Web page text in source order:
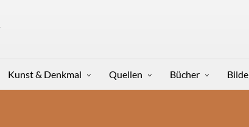
Kunst & Denkmal Quellen Bücher